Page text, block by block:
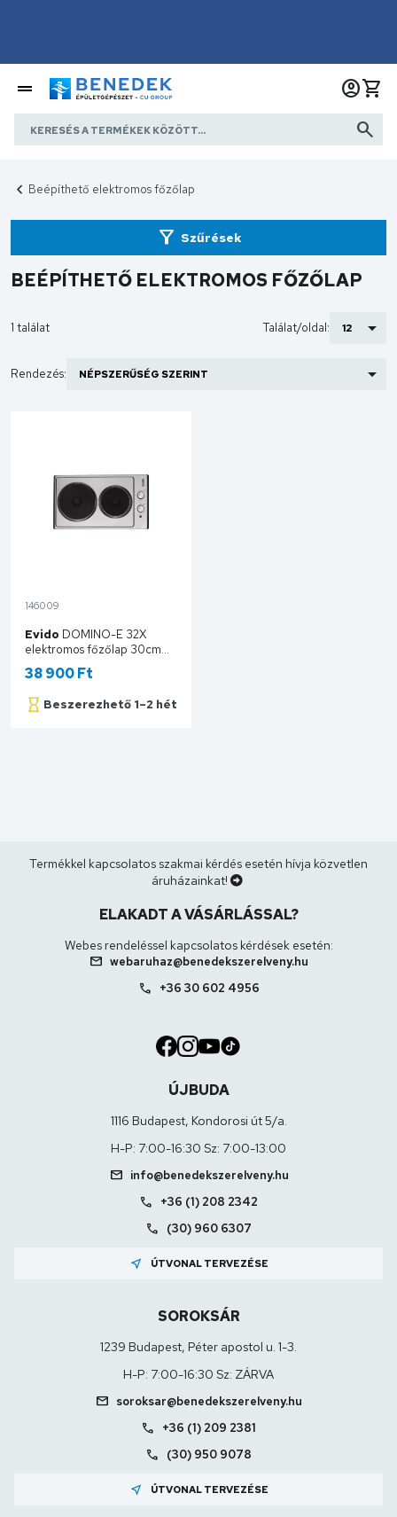
Beépíthető elektromos főzőlap
BEÉPÍTHETŐ ELEKTROMOS FŐZŐLAP
1 találat Találat/oldal:
Rendezés:
146009
Evido DOMINO-E 32X
elektromos főzőlap 30cm
inox HED32X.1
38 900 Ft
Beszerezhető 1–2 hét
Kosárba
Szűrések
Termékkel kapcsolatos szakmai kérdés esetén hívja közvetlen
áruházainkat!
ELAKADT A VÁSÁRLÁSSAL?
Webes rendeléssel kapcsolatos kérdések esetén:
mail webaruhaz@benedekszerelveny.hu
call +36 30 602 4956
ÚJBUDA
1116 Budapest, Kondorosi út 5/a.
H-P: 7:00-16:30 Sz: 7:00-13:00
mail info@benedekszerelveny.hu
call +36 (1) 208 2342
call (30) 960 6307
near_me ÚTVONAL TERVEZÉSE
SOROKSÁR
1239 Budapest, Péter apostol u. 1-3.
H-P: 7:00-16:30 Sz: ZÁRVA
mail soroksar@benedekszerelveny.hu
call +36 (1) 209 2381
call (30) 950 9078
near_me ÚTVONAL TERVEZÉSE